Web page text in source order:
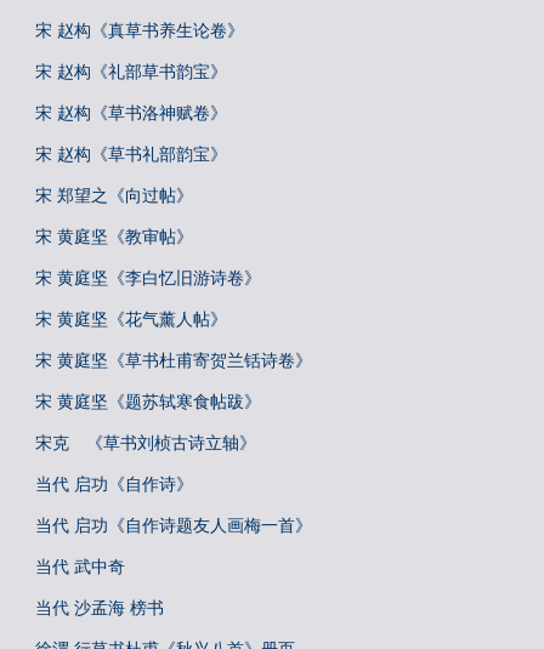
宋 赵构《真草书养生论卷》
宋 赵构《礼部草书韵宝》
宋 赵构《草书洛神赋卷》
宋 赵构《草书礼部韵宝》
宋 郑望之《向过帖》
宋 黄庭坚《教审帖》
宋 黄庭坚《李白忆旧游诗卷》
宋 黄庭坚《花气薰人帖》
宋 黄庭坚《草书杜甫寄贺兰铦诗卷》
宋 黄庭坚《题苏轼寒食帖跋》
宋克 《草书刘桢古诗立轴》
当代 启功《自作诗》
当代 启功《自作诗题友人画梅一首》
当代 武中奇
当代 沙孟海 榜书